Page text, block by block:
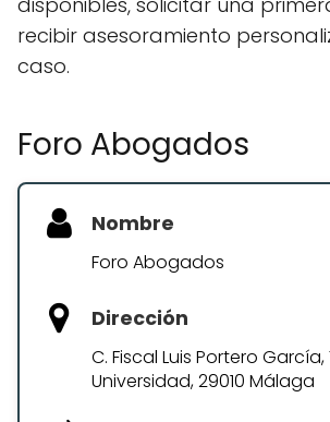
recibir asesoramiento
caso.
Foro Abogados
Nombre
Foro Abogados
Dirección
C. Fiscal Luis Portero
Universidad, 29010 Málaga